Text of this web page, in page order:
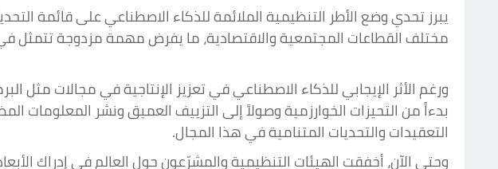
يبرز تحدي وضع الأطر التنظيمية الملائمة للذكاء الاصطناعي على قائمة
مختلف القطاعات المجتمعية والاقتصادية، ما يفرض مهمة مزدوجة تتمثل
ورغم الأثر الإيجابي للذكاء الاصطناعي في تعزيز الإنتاجية في مجالات مثل
بدءاً من التحيزات الخوارزمية وصولاً إلى التزييف العميق ونشر المعلومات
التعقيدات والتحديات المتنامية في هذا المجال.